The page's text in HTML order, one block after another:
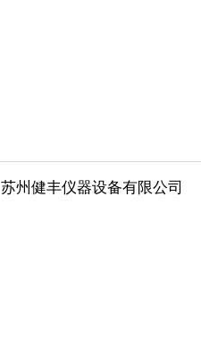
苏州健丰仪器设备有限公司